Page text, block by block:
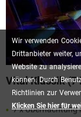
Wir verwenden
Drittanbieter weiter,
Website zu
können. Durch
Richtlinien zur
Klicken Sie hier für
Vital Klassik (7
7 x Übernachtung